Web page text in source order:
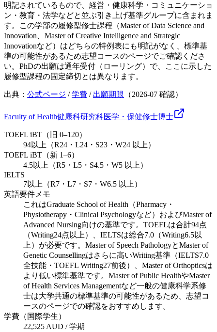
明記されているもので、経営・健康科学・コミュニケーショ
ン・教育・法学などと並ぶ引き上げ基準グループに含まれま
す。この学部の履修型修士課程（Master of Data Science and
Innovation、Master of Creative Intelligence and Strategic
Innovationなど）はどちらの特例表にも明記がなく、標準基
準の可能性があるため志望コースのページでご確認くださ
い。PhDの出願は通年受付（ローリング）で、ここに示した
履修型課程の固定締切とは異なります。
出典： 公式ページ /学費 / 出願期限 （2026-07 確認）
Faculty of Health健康科研究科医学・保健修士博士
TOEFL iBT（旧 0–120）
94以上（R24・L24・S23・W24 以上）
TOEFL iBT（新 1–6）
4.5以上（R5・L5・S4.5・W5 以上）
IELTS
7以上（R7・L7・S7・W6.5 以上）
英語要件メモ
これはGraduate School of Health（Pharmacy・
Physiotherapy・Clinical Psychologyなど）およびMaster of
Advanced Nursing向けの基準です。TOEFLは合計94点
（Writing24点以上）、IELTSは総合7.0（Writing6.5以
上）が必要です。Master of Speech PathologyとMaster of
Genetic Counsellingはさらに高いWriting基準（IELTS7.0
全技能・TOEFL Writing27前後）、Master of Orthopticsは
より低い標準基準です。Master of Public HealthやMaster
of Health Services Managementなど一般の健康科学系修
士は大学共通の標準基準の可能性があるため、志望コ
ースのページでの確認をおすすめします。
学費（国際学生）
22,525 AUD / 学期